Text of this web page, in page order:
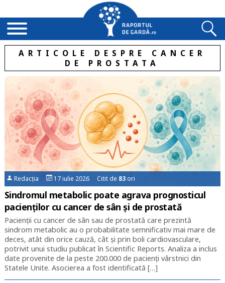
ARTICOLE DESPRE CANCER
DE PROSTATA
Redacția 17 iulie 2026 Citit de 83 ori
Sindromul metabolic poate agrava prognosticul
pacienților cu cancer de sân și de prostată
Pacienții cu cancer de sân sau de prostată care prezintă
sindrom metabolic au o probabilitate semnificativ mai mare de
deces, atât din orice cauză, cât și prin boli cardiovasculare,
potrivit unui studiu publicat în Scientific Reports. Analiza a inclus
date provenite de la peste 200.000 de pacienți vârstnici din
Statele Unite. Asocierea a fost identificată […]